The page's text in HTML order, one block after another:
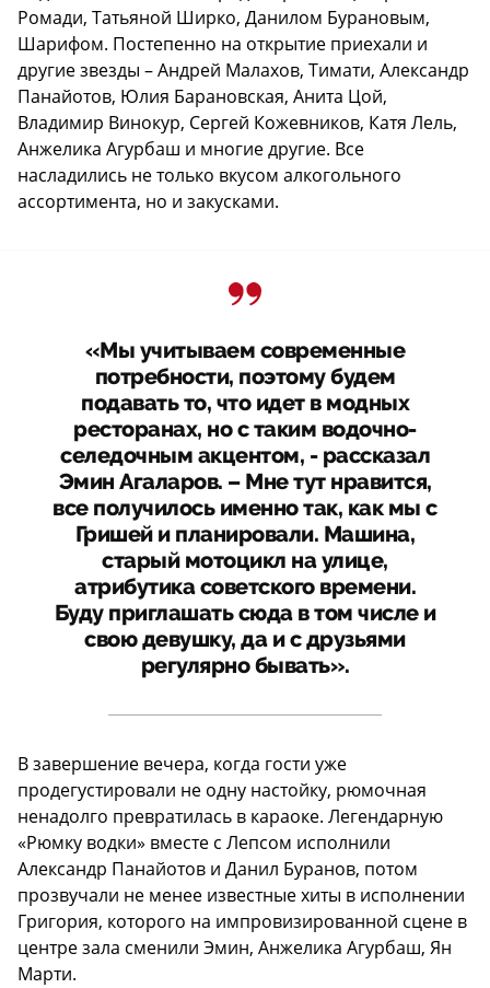
Ромади, Татьяной Ширко, Данилом Бурановым,
Шарифом. Постепенно на открытие приехали и
другие звезды – Андрей Малахов, Тимати, Александр
Панайотов, Юлия Барановская, Анита Цой,
Владимир Винокур, Сергей Кожевников, Катя Лель,
Анжелика Агурбаш и многие другие. Все
насладились не только вкусом алкогольного
ассортимента, но и закусками.
«Мы учитываем современные
потребности, поэтому будем
подавать то, что идет в модных
ресторанах, но с таким водочно-
селедочным акцентом, - рассказал
Эмин Агаларов. – Мне тут нравится,
все получилось именно так, как мы с
Гришей и планировали. Машина,
старый мотоцикл на улице,
атрибутика советского времени.
Буду приглашать сюда в том числе и
свою девушку, да и с друзьями
регулярно бывать».
В завершение вечера, когда гости уже
продегустировали не одну настойку, рюмочная
ненадолго превратилась в караоке. Легендарную
«Рюмку водки» вместе с Лепсом исполнили
Александр Панайотов и Данил Буранов, потом
прозвучали не менее известные хиты в исполнении
Григория, которого на импровизированной сцене в
центре зала сменили Эмин, Анжелика Агурбаш, Ян
Марти.